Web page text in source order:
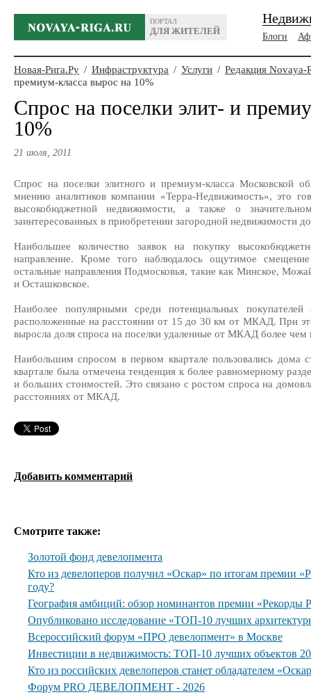
ПОРТАЛ
ДЛЯ ЖИТЕЛЕЙ
Блоги
Новая-Рига.Ру / Инфраструктура / Услуги / Редакция Novaya-
премиум-класса вырос на 10%
Спрос на поселки элит- и
10%
21 июля, 2011
Спрос на поселки элитного и премиум-класса Московской
мнению аналитиков компании «Терра-Недвижимость», это
высокобюджетной недвижимости, а также о
заинтересованных в приобретении загородной недвижимости
Наибольшее количество заявок на покупку
направление. Кроме того наблюдалось ощутимое
остальные направления Подмосковья, такие как Минское,
и Осташковское.
Наиболее популярными среди потенциальных покупателей
расположенные на расстоянии от 15 до 30 км от МКАД. При
выросла доля спроса на поселки удаленные от МКАД более чем
Наибольшим спросом в первом квартале пользовались
квартале была отмечена тенденция к более равномерному
и больших стоимостей. Это связано с ростом спроса на
расстояниях от МКАД.
Добавить комментарий
Смотрите также:
Золотой фонд девелопмента
Кто из девелоперов получил «Оскар» по итогам премии
году?
География амбиций: обзор номинантов премии
Опубликовано исследование «ТОП-10 лучших
Всероссийский форум «ПРО девелопмент» в Москве
Инвестиции в недвижимость: ТОП-10 лучших объектов
Кто из российских девелоперов станет обладателем
Форум PRO ДЕВЕЛОПМЕНТ - 2026